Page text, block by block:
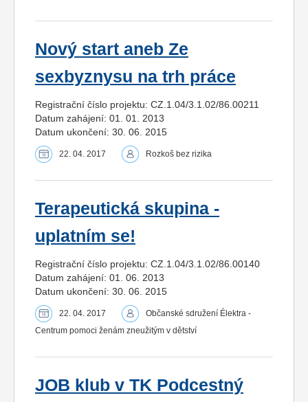
Nový start aneb Ze
sexbyznysu na trh práce
Registrační číslo projektu: CZ.1.04/3.1.02/86.00211
Datum zahájení: 01. 01. 2013
Datum ukončení: 30. 06. 2015
22. 04. 2017 Rozkoš bez rizika
Terapeutická skupina -
uplatním se!
Registrační číslo projektu: CZ.1.04/3.1.02/86.00140
Datum zahájení: 01. 06. 2013
Datum ukončení: 30. 06. 2015
22. 04. 2017
Občanské sdružení Élektra -
Centrum pomoci ženám zneužitým v dětství
JOB klub v TK Podcestný